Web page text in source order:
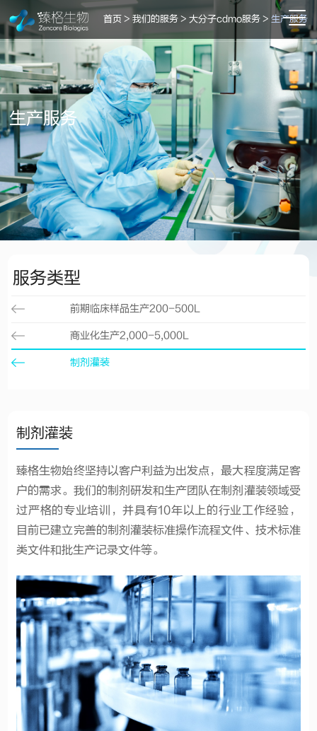
生产服务
首页 > 我们的服务 > 大分子cdmo服务 > 生产服务
服务类型
前期临床样品生产200-500L
商业化生产2,000-5,000L
制剂灌装
制剂灌装
臻格生物始终坚持以客户利益为出发点，最大程度满足客
户的需求。我们的制剂研发和生产团队在制剂灌装领域受
过严格的专业培训，并具有10年以上的行业工作经验，
目前已建立完善的制剂灌装标准操作流程文件、技术标准
类文件和批生产记录文件等。